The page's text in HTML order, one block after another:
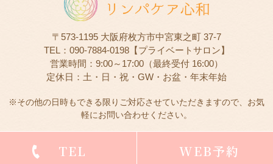
TEL WEB予約
〒573-1195 大阪府枚方市中宮東之町 37-7
TEL：090-7884-0198【プライベートサロン】
営業時間：9:00～17:00（最終受付 16:00）
定休日：土・日・祝・GW・お盆・年末年始
※その他の日時もできる限りご対応させていただきますので、お気
軽にお問い合わせください。